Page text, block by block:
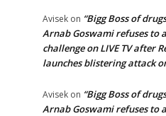
Avisek on “Bigg Boss of
Arnab Goswami refuses to
challenge on LIVE TV after
launches blistering attack
Avisek on “Bigg Boss of
Arnab Goswami refuses to